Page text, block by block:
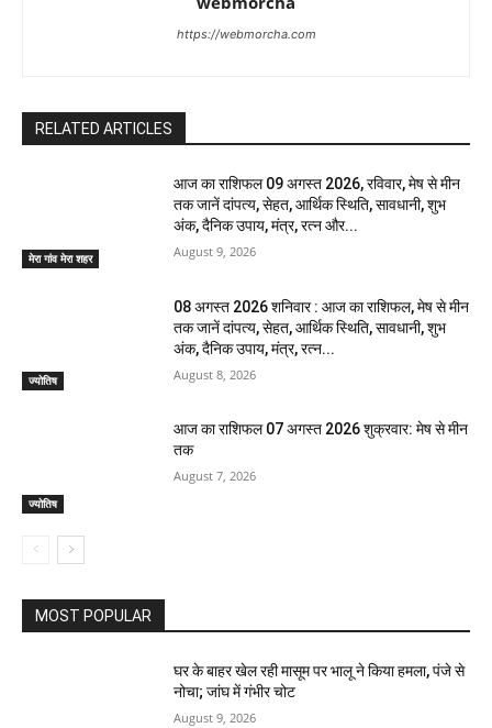
https://webmorcha.com
RELATED ARTICLES
मेरा गांव मेरा शहर
आज का राशिफल 09 अगस्त 2026, रविवार, मेष से मीन
तक जानें दांपत्य, सेहत, आर्थिक स्थिति, सावधानी, शुभ
अंक, दैनिक उपाय, मंत्र, रत्न और...
August 9, 2026
ज्योतिष
08 अगस्त 2026 शनिवार : आज का राशिफल, मेष से मीन
तक जानें दांपत्य, सेहत, आर्थिक स्थिति, सावधानी, शुभ
अंक, दैनिक उपाय, मंत्र, रत्न...
August 8, 2026
ज्योतिष
आज का राशिफल 07 अगस्त 2026 शुक्रवार: मेष से मीन
तक
August 7, 2026
MOST POPULAR
घर के बाहर खेल रही मासूम पर भालू ने किया हमला, पंजे से
नोचा; जांघ में गंभीर चोट
August 9, 2026